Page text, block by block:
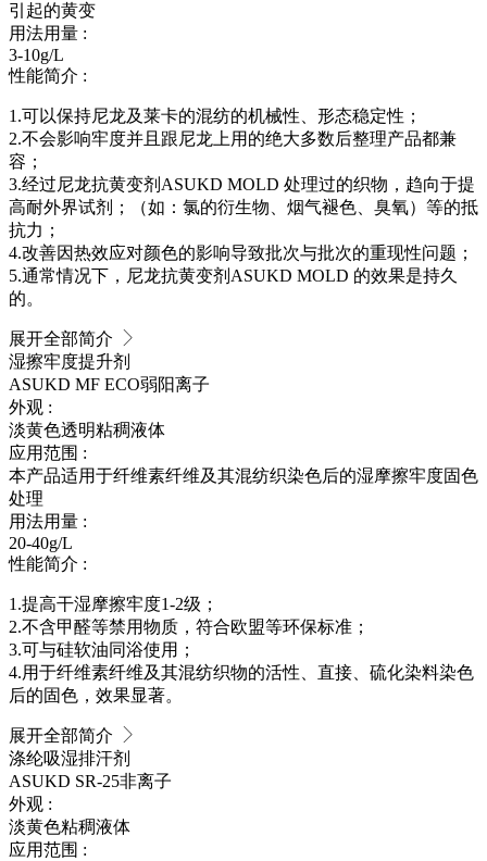
引起的黄变
用法用量 :
3-10g/L
性能简介 :
1.可以保持尼龙及莱卡的混纺的机械性、形态稳定性；
2.不会影响牢度并且跟尼龙上用的绝大多数后整理产品都兼
容；
3.经过尼龙抗黄变剂ASUKD MOLD 处理过的织物，趋向于提
高耐外界试剂；（如：氯的衍生物、烟气褪色、臭氧）等的抵
抗力；
4.改善因热效应对颜色的影响导致批次与批次的重现性问题；
5.通常情况下，尼龙抗黄变剂ASUKD MOLD 的效果是持久
的。
展开全部简介
湿擦牢度提升剂
ASUKD MF ECO弱阳离子
外观 :
淡黄色透明粘稠液体
应用范围 :
本产品适用于纤维素纤维及其混纺织染色后的湿摩擦牢度固色
处理
用法用量 :
20-40g/L
性能简介 :
1.提高干湿摩擦牢度1-2级；
2.不含甲醛等禁用物质，符合欧盟等环保标准；
3.可与硅软油同浴使用；
4.用于纤维素纤维及其混纺织物的活性、直接、硫化染料染色
后的固色，效果显著。
展开全部简介
涤纶吸湿排汗剂
ASUKD SR-25非离子
外观 :
淡黄色粘稠液体
应用范围 :